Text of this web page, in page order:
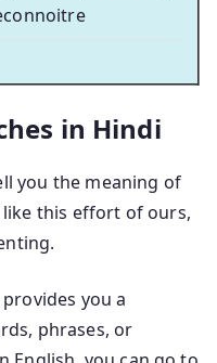
in Hindi
you the meaning of
this effort of ours,
you a
phrases, or